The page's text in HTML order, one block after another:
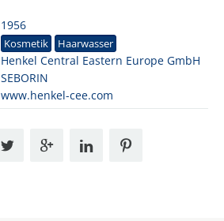
1956
Kosmetik Haarwasser
Henkel Central Eastern Europe GmbH
SEBORIN
www.henkel-cee.com